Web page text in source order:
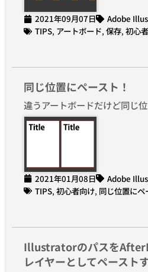
2021年09月07日
Adobe
TIPS, アートボード, 保存, 初心
同じ位置にペースト！
違うアートボードだけど同じ
2021年01月08日
Adobe
TIPS, 初心者向け, 同じ位置にペ
Illustratorのパスを
レイヤーとしてペースト